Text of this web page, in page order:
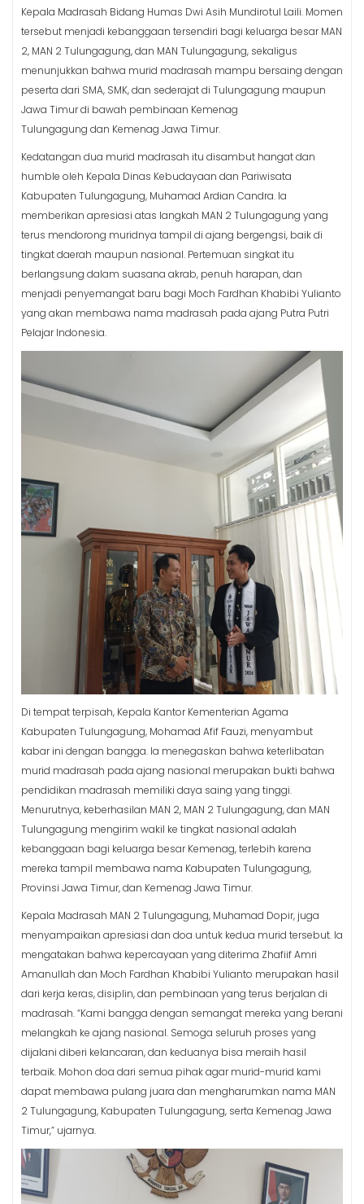
Kepala Madrasah Bidang Humas Dwi Asih Mundirotul Laili. Momen
tersebut menjadi kebanggaan tersendiri bagi keluarga besar MAN
2, MAN 2 Tulungagung, dan MAN Tulungagung, sekaligus
menunjukkan bahwa murid madrasah mampu bersaing dengan
peserta dari SMA, SMK, dan sederajat di Tulungagung maupun
Jawa Timur di bawah pembinaan Kemenag
Tulungagung dan Kemenag Jawa Timur.
Kedatangan dua murid madrasah itu disambut hangat dan
humble oleh Kepala Dinas Kebudayaan dan Pariwisata
Kabupaten Tulungagung, Muhamad Ardian Candra. Ia
memberikan apresiasi atas langkah MAN 2 Tulungagung yang
terus mendorong muridnya tampil di ajang bergengsi, baik di
tingkat daerah maupun nasional. Pertemuan singkat itu
berlangsung dalam suasana akrab, penuh harapan, dan
menjadi penyemangat baru bagi Moch Fardhan Khabibi Yulianto
yang akan membawa nama madrasah pada ajang Putra Putri
Pelajar Indonesia.
Di tempat terpisah, Kepala Kantor Kementerian Agama
Kabupaten Tulungagung, Mohamad Afif Fauzi, menyambut
kabar ini dengan bangga. Ia menegaskan bahwa keterlibatan
murid madrasah pada ajang nasional merupakan bukti bahwa
pendidikan madrasah memiliki daya saing yang tinggi.
Menurutnya, keberhasilan MAN 2, MAN 2 Tulungagung, dan MAN
Tulungagung mengirim wakil ke tingkat nasional adalah
kebanggaan bagi keluarga besar Kemenag, terlebih karena
mereka tampil membawa nama Kabupaten Tulungagung,
Provinsi Jawa Timur, dan Kemenag Jawa Timur.
Kepala Madrasah MAN 2 Tulungagung, Muhamad Dopir, juga
menyampaikan apresiasi dan doa untuk kedua murid tersebut. Ia
mengatakan bahwa kepercayaan yang diterima Zhafiif Amri
Amanullah dan Moch Fardhan Khabibi Yulianto merupakan hasil
dari kerja keras, disiplin, dan pembinaan yang terus berjalan di
madrasah. “Kami bangga dengan semangat mereka yang berani
melangkah ke ajang nasional. Semoga seluruh proses yang
dijalani diberi kelancaran, dan keduanya bisa meraih hasil
terbaik. Mohon doa dari semua pihak agar murid-murid kami
dapat membawa pulang juara dan mengharumkan nama MAN
2 Tulungagung, Kabupaten Tulungagung, serta Kemenag Jawa
Timur,” ujarnya.